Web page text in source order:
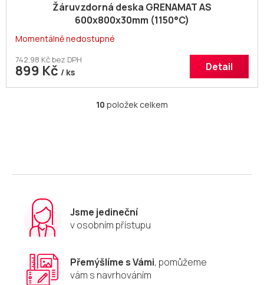
Žáruvzdorná deska GRENAMAT AS
600x800x30mm (1150°C)
Momentálně nedostupné
742,98 Kč bez DPH
899 Kč / ks Detail
O
c
r
v
k
ý
p
10 položek celkem
Jsme jedineční
v osobním přístupu
Přemýšlíme s Vámi, pomůžeme
vám s navrhováním